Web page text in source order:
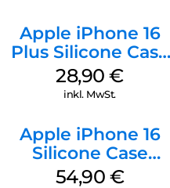
Apple iPhone 16
Plus Silicone Case
MagSafe Black
28,90€
inkl. MwSt.
Apple iPhone 16
Silicone Case
MagSafe Black
54,90 €